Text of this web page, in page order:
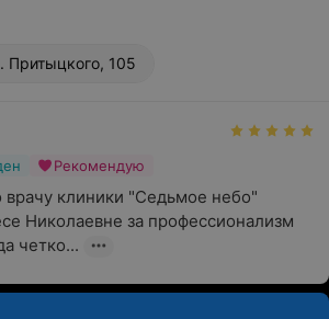
Притыцкого, 105
Рекомендую
клиники "Седьмое небо"
Николаевне за профессионализм
четко...